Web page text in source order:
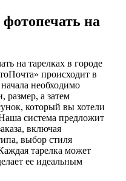
на
на тарелках в городе
происходит в
необходимо
размер, а затем
который вы хотели
система предложит
включая
выбор стиля
тарелка может
ее идеальным